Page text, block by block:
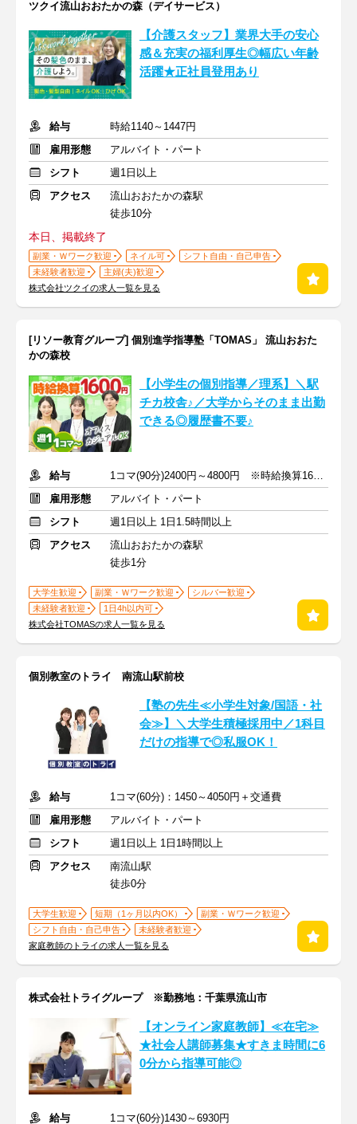
ツクイ流山おおたかの森（デイサービス）
【介護スタッフ】業界大手の安心
感＆充実の福利厚生◎幅広い年齢
活躍★正社員登用あり
給与
時給1140～1447円
雇用形態
アルバイト・パート
シフト
週1日以上
アクセス
流山おおたかの森駅
徒歩10分
本日、掲載終了
副業・Ｗワーク歓迎 ネイル可
シフト自由・自己申告
未経験者歓迎
主婦(夫)歓迎
株式会社ツクイの求人一覧を見る
[リソー教育グループ] 個別進学指導塾「TOMAS」 流山おおた
かの森校
【小学生の個別指導／理系】＼駅
チカ校舎♪／大学からそのまま出勤
できる◎履歴書不要♪
給与
1コマ(90分)2400円～4800円 ※時給換算1600円～3200円
雇用形態
アルバイト・パート
シフト
週1日以上 1日1.5時間以上
アクセス
流山おおたかの森駅
徒歩1分
大学生歓迎 副業・Ｗワーク歓迎
シルバー歓迎
未経験者歓迎
1日4h以内可
株式会社TOMASの求人一覧を見る
個別教室のトライ 南流山駅前校
【塾の先生≪小学生対象/国語・社
会≫】＼大学生積極採用中／1科目
だけの指導で◎私服OK！
給与
1コマ(60分)：1450～4050円＋交通費
雇用形態
アルバイト・パート
シフト
週1日以上 1日1時間以上
アクセス
南流山駅
徒歩0分
大学生歓迎 短期（1ヶ月以内OK）
副業・Ｗワーク歓迎
シフト自由・自己申告
未経験者歓迎
家庭教師のトライの求人一覧を見る
株式会社トライグループ ※勤務地：千葉県流山市
【オンライン家庭教師】≪在宅≫
★社会人講師募集★すきま時間に6
0分から指導可能◎
給与 1コマ(60分)1430～6930円